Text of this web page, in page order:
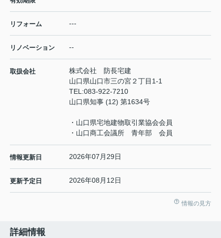
リフォーム ---
リノベーション --
取扱会社
株式会社 防長宅建
山口県山口市三の宮２丁目1-1
TEL:083-922-7210
山口県知事 (12) 第1634号
・山口県宅地建物取引業協会会員
・山口商工会議所 青年部 会員
情報更新日 2026年07月29日
更新予定日 2026年08月12日
情報の見方
詳細情報